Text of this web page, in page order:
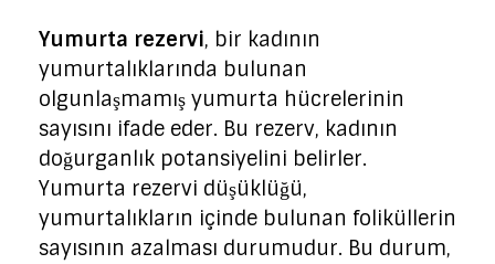
Yumurta rezervi, bir kadının
yumurtalıklarında bulunan
olgunlaşmamış yumurta hücrelerinin
sayısını ifade eder. Bu rezerv, kadının
doğurganlık potansiyelini belirler.
Yumurta rezervi düşüklüğü,
yumurtalıkların içinde bulunan foliküllerin
sayısının azalması durumudur. Bu durum,